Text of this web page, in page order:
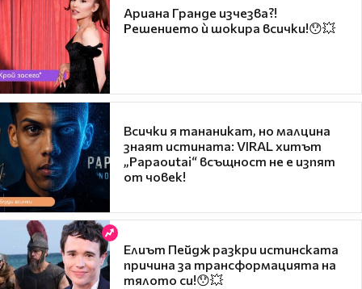
Ариана Гранде изчезва?!
Решението ѝ шокира всички!😯💥
Всички я тананикат, но малцина
знаят истината: VIRAL хитът
„Papaoutai“ всъщност не е изпят
от човек!
Елиът Пейдж разкри истинската
причина за трансформацията на
тялото си!😯💥